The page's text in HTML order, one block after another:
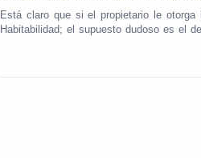
Está claro que si el propietario le otorga
Habitabilidad; el supuesto dudoso es el